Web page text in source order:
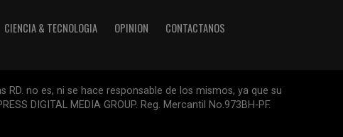
CIENCIA & TECNOLOGIA OPINION CONTACTANOS
no es, ni se hace responsable de los mismos, ya que su
DIGITAL MEDIA GROUP. Reg. Mercantil No.973BH-PF.